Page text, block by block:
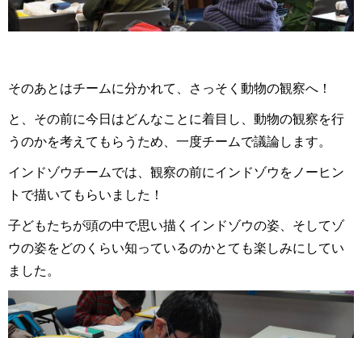
そのあとはチームに分かれて、さっそく動物の観察へ！
と、その前に今日はどんなことに着目し、動物の観察を行
うのかを考えてもらうため、一度チームで議論します。
インドゾウチームでは、観察の前にインドゾウをノーヒン
トで描いてもらいました！
子どもたちが頭の中で思い描くインドゾウの姿、そしてゾ
ウの姿をどのくらい知っているのかとても楽しみにしてい
ました。